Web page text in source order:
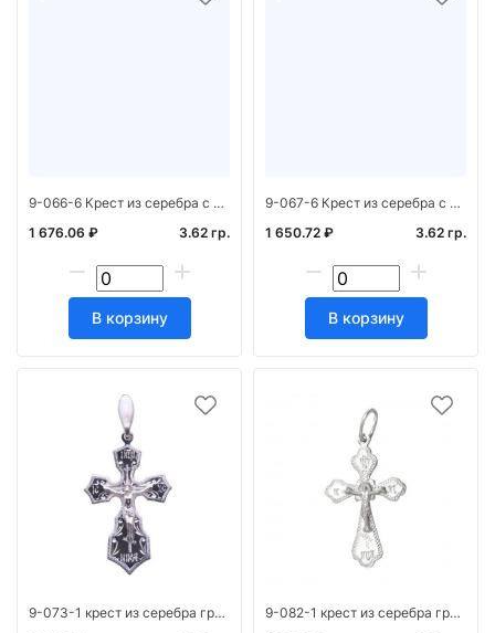
9-066-6 Крест из серебра с ручн. гравировкой золоченн.
1 676.06 ₽
3.62 гр.
В корзину
9-067-6 Крест из серебра с ручн. гравировкой золоченн.
1 650.72 ₽
3.62 гр.
В корзину
9-073-1 крест из серебра гравированный
9-082-1 крест из серебра гравированный